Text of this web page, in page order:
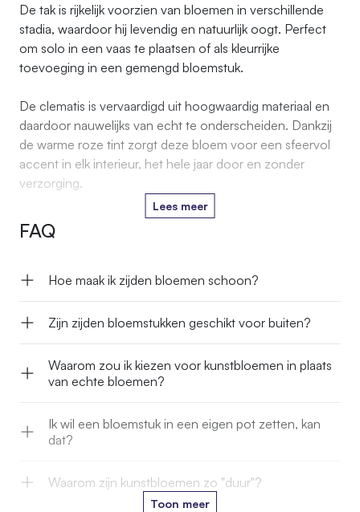
De tak is rijkelijk voorzien van bloemen in verschillende
stadia, waardoor hij levendig en natuurlijk oogt. Perfect
om solo in een vaas te plaatsen of als kleurrijke
toevoeging in een gemengd bloemstuk.
De clematis is vervaardigd uit hoogwaardig materiaal en
daardoor nauwelijks van echt te onderscheiden. Dankzij
de warme roze tint zorgt deze bloem voor een sfeervol
accent in elk interieur, het hele jaar door en zonder
verzorging.
Lees meer
FAQ
Hoe maak ik zijden bloemen schoon?
Zijn zijden bloemstukken geschikt voor buiten?
Waarom zou ik kiezen voor kunstbloemen in plaats
van echte bloemen?
Ik wil een bloemstuk in een eigen pot zetten, kan
dat?
Waarom zijn kunstbloemen zo "duur"?
Toon meer